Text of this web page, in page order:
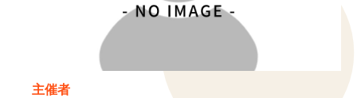
主催者